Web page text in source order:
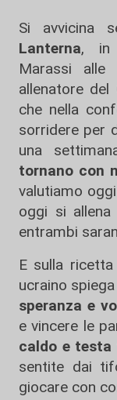
Si avvicina
Lanterna, in
Marassi
allenatore del
che nella
sorridere per
una
tornano con
valutiamo
oggi si
entrambi
E sulla
ucraino spiega
speranza e
e vincere le
caldo e testa
sentite dai
giocare con